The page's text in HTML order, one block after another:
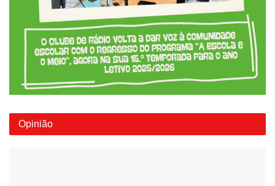
Opinião